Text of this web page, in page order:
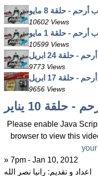
أرحم - حلقة 8 مايو
10602 Views
أرحم - حلقة 1 مايو
10599 Views
- حلقة 24 ابريل
9773 Views
- حلقة 17 ابريل
9656 Views
حلقة 10 يناير
Please enable Java
browser to view this
» 7pm - Jan 10, 2012
اعداد و تقديم: رانيا نصر الله